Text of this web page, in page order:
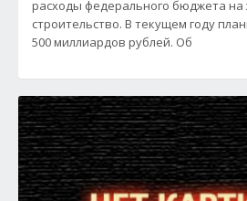
расходы федерального бюджета
строительство. В текущем году
500 миллиардов рублей. Об